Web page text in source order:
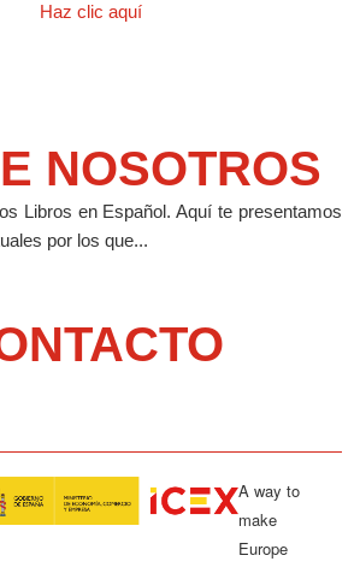
Haz clic aquí
NOSOTROS
Libros en Español.Aquí te presentamos
por los que...
A way to
make
Europe